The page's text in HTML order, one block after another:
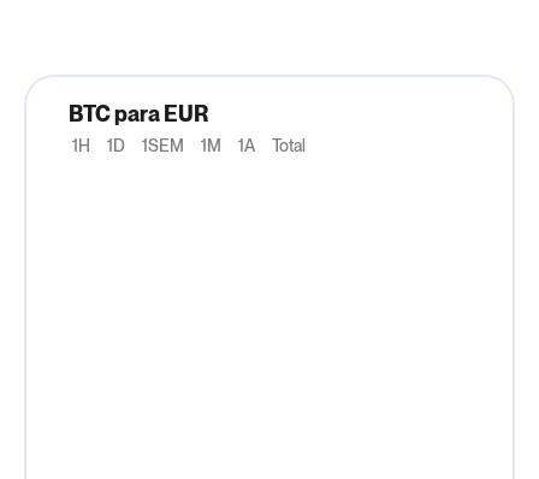
BTC para EUR
1H 1D 1SEM 1M 1A Total